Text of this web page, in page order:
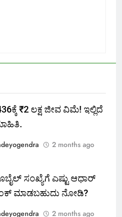
₹2 ಲಕ್ಷ ಜೀವ ವಿಮೆ! ಇಲ್ಲಿದೆ
2 months ago
ಸಂಖ್ಯೆಗೆ ಎಷ್ಟು ಆಧಾರ್
ಮಾಡಬಹುದು ನೋಡಿ?
2 months ago